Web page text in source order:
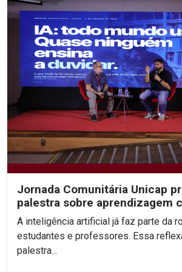
Jornada Comunitária Unicap
palestra sobre aprendizagem
A inteligência artificial já faz parte da
estudantes e professores. Essa
palestra...